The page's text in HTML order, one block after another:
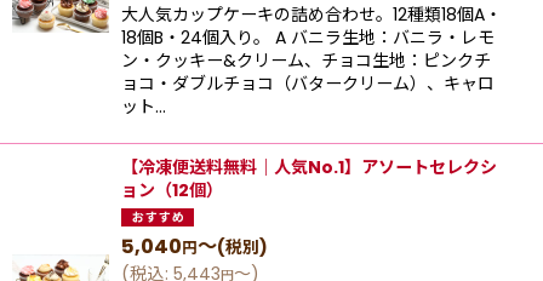
大人気カップケーキの詰め合わせ。12種類18個A・
18個B・24個入り。 A バニラ生地：バニラ・レモ
ン・クッキー&クリーム、チョコ生地：ピンクチ
ョコ・ダブルチョコ（バタークリーム）、キャロ
ット…
【冷凍便送料無料｜人気No.1】アソートセレクシ
ョン（12個）
5,040円～(税別)
(税込: 5,443円～)